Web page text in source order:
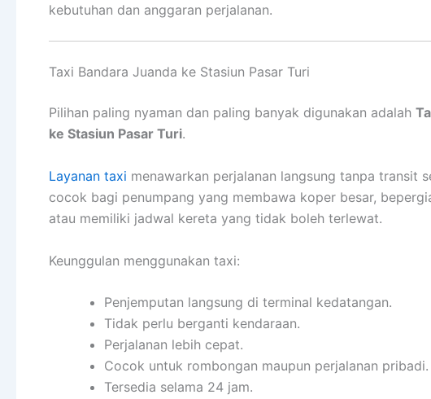
kebutuhan dan anggaran perjalanan.
Taxi Bandara Juanda ke Stasiun Pasar Turi
Pilihan paling nyaman dan paling banyak digunakan adalah
ke Stasiun Pasar Turi.
Layanan taxi menawarkan perjalanan langsung tanpa transit
cocok bagi penumpang yang membawa koper besar,
atau memiliki jadwal kereta yang tidak boleh terlewat.
Keunggulan menggunakan taxi:
Penjemputan langsung di terminal kedatangan.
Tidak perlu berganti kendaraan.
Perjalanan lebih cepat.
Cocok untuk rombongan maupun perjalanan pribadi.
Tersedia selama 24 jam.